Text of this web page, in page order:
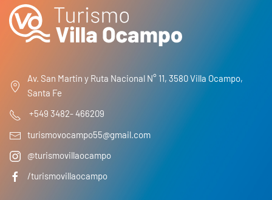
Av. San Martin y Ruta Nacional N° 11, 3580 Villa Ocampo,
Santa Fe
+549 3482- 466209
turismovocampo55@gmail.com
@turismovillaocampo
/turismovillaocampo